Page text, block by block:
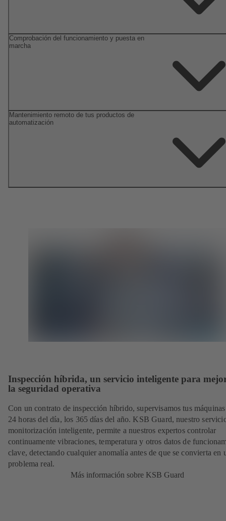
Comprobación del funcionamiento y puesta en
marcha
Mantenimiento remoto de tus productos de
automatización
Inspección híbrida, un servicio inteligente para
la seguridad operativa
Con un contrato de inspección híbrido, supervisamos tus
24 horas del día, los 365 días del año. KSB Guard, nuestro
monitorización inteligente, permite a nuestros expertos controlar
continuamente vibraciones, temperatura y otros datos de
clave, detectando cualquier anomalía antes de que se convierta en
problema real.
Más información sobre KSB Guard